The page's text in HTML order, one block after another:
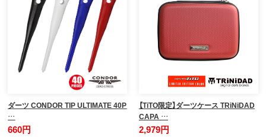
ダーツ CONDOR TIP ULTIMATE 40P
…
660円
【TiTO限定】ダーツケース TRiNiDAD
CAPA …
2,979円